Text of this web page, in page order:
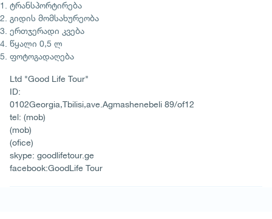
ტრანსპორტირება
გიდის მომსახურეობა
ერთჯერადი კვება
წყალი 0,5 ლ
ფოტოგადაღება
Ltd "Good Life Tour"
ID:
0102Georgia,Tbilisi,ave.Agmashenebeli 89/of12
tel: (mob)
(mob)
(ofice)
skype: goodlifetour.ge
facebook:GoodLife Tour